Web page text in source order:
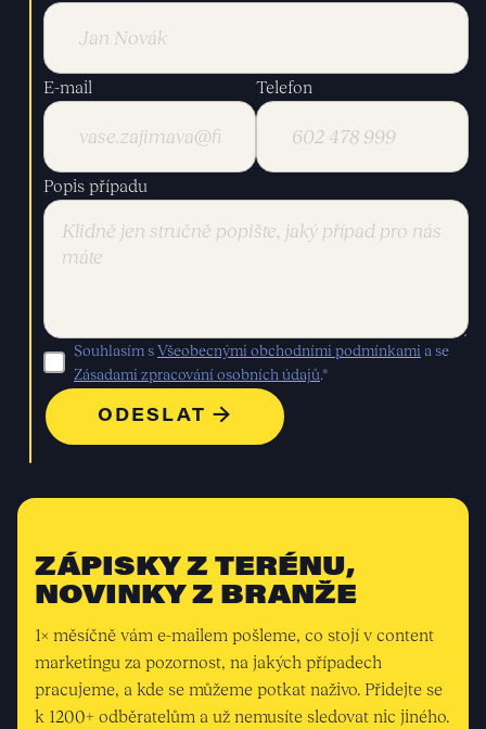
E-mail Telefon
Popis případu
Souhlasím sVšeobecnými obchodními podmínkami a se
Zásadami zpracování osobních údajů.*
ZÁPISKY Z TERÉNU,
NOVINKY Z BRANŽE
1× měsíčně vám e-mailem pošleme, co stojí v content
marketingu za pozornost, na jakých případech
pracujeme, a kde se můžeme potkat naživo. Přidejte se
k 1200+ odběratelům a už nemusíte sledovat nic jiného.